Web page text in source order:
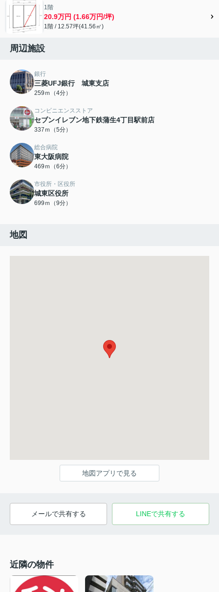
1階
20.9万円 (1.66万円/坪)
1階 / 12.57坪(41.56㎡)
周辺施設
銀行
三菱UFJ銀行 城東支店
259ｍ（4分）
コンビニエンスストア
セブンイレブン地下鉄蒲生4丁目駅前店
337ｍ（5分）
総合病院
東大阪病院
469ｍ（6分）
市役所・区役所
城東区役所
699ｍ（9分）
地図
地図アプリで見る
メールで共有する LINEで共有する
近隣の物件